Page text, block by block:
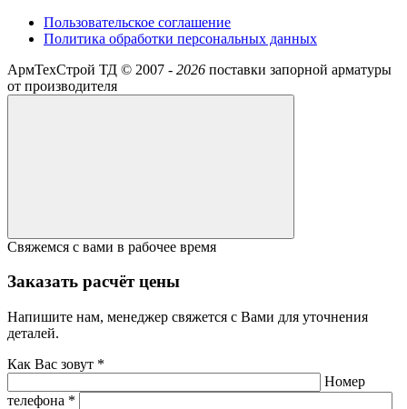
Пользовательское соглашение
Политика обработки персональных данных
АрмТехСтрой ТД © 2007 - 2026 поставки запорной арматуры
от производителя
Свяжемся с вами в рабочее время
Заказать расчёт цены
Напишите нам, менеджер свяжется с Вами для уточнения
деталей.
Как Вас зовут *
Номер
телефона *